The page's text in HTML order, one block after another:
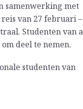
samenwerking met
van 27 februari –
Studenten van
deel te nemen.
studenten van